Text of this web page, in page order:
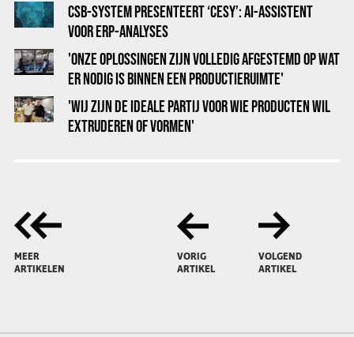
CSB-SYSTEM PRESENTEERT ‘CESY’: AI-ASSISTENT
VOOR ERP-ANALYSES
'ONZE OPLOSSINGEN ZIJN VOLLEDIG AFGESTEMD OP WAT
ER NODIG IS BINNEN EEN PRODUCTIERUIMTE'
'WIJ ZIJN DE IDEALE PARTIJ VOOR WIE PRODUCTEN WIL
EXTRUDEREN OF VORMEN'
MEER
ARTIKELEN
VORIG
ARTIKEL
VOLGEND
ARTIKEL